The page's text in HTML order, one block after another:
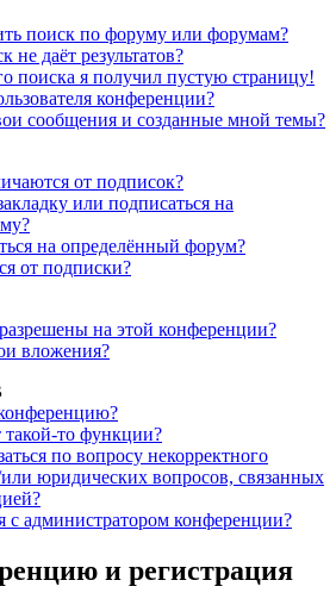
поиск по форуму или форумам?
даёт результатов?
поиска я получил пустую страницу!
конференции?
сообщения и созданные мной темы?
от подписок?
или подписаться на
на определённый форум?
от подписки?
на этой конференции?
вложения?
такой-то функции?
по вопросу некорректного
юридических вопросов, связанных
с администратором конференции?
и регистрация